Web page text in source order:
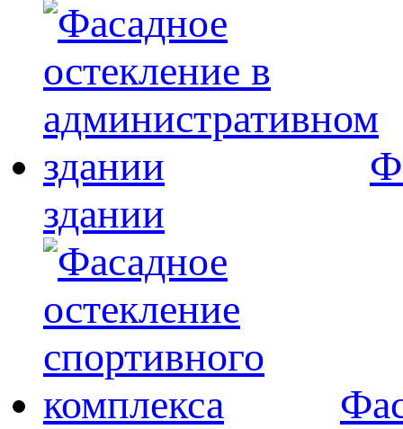
здании